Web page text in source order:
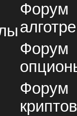
Форум
Форум
Форум